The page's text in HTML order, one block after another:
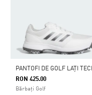
RON 425.00
Bărbați Golf